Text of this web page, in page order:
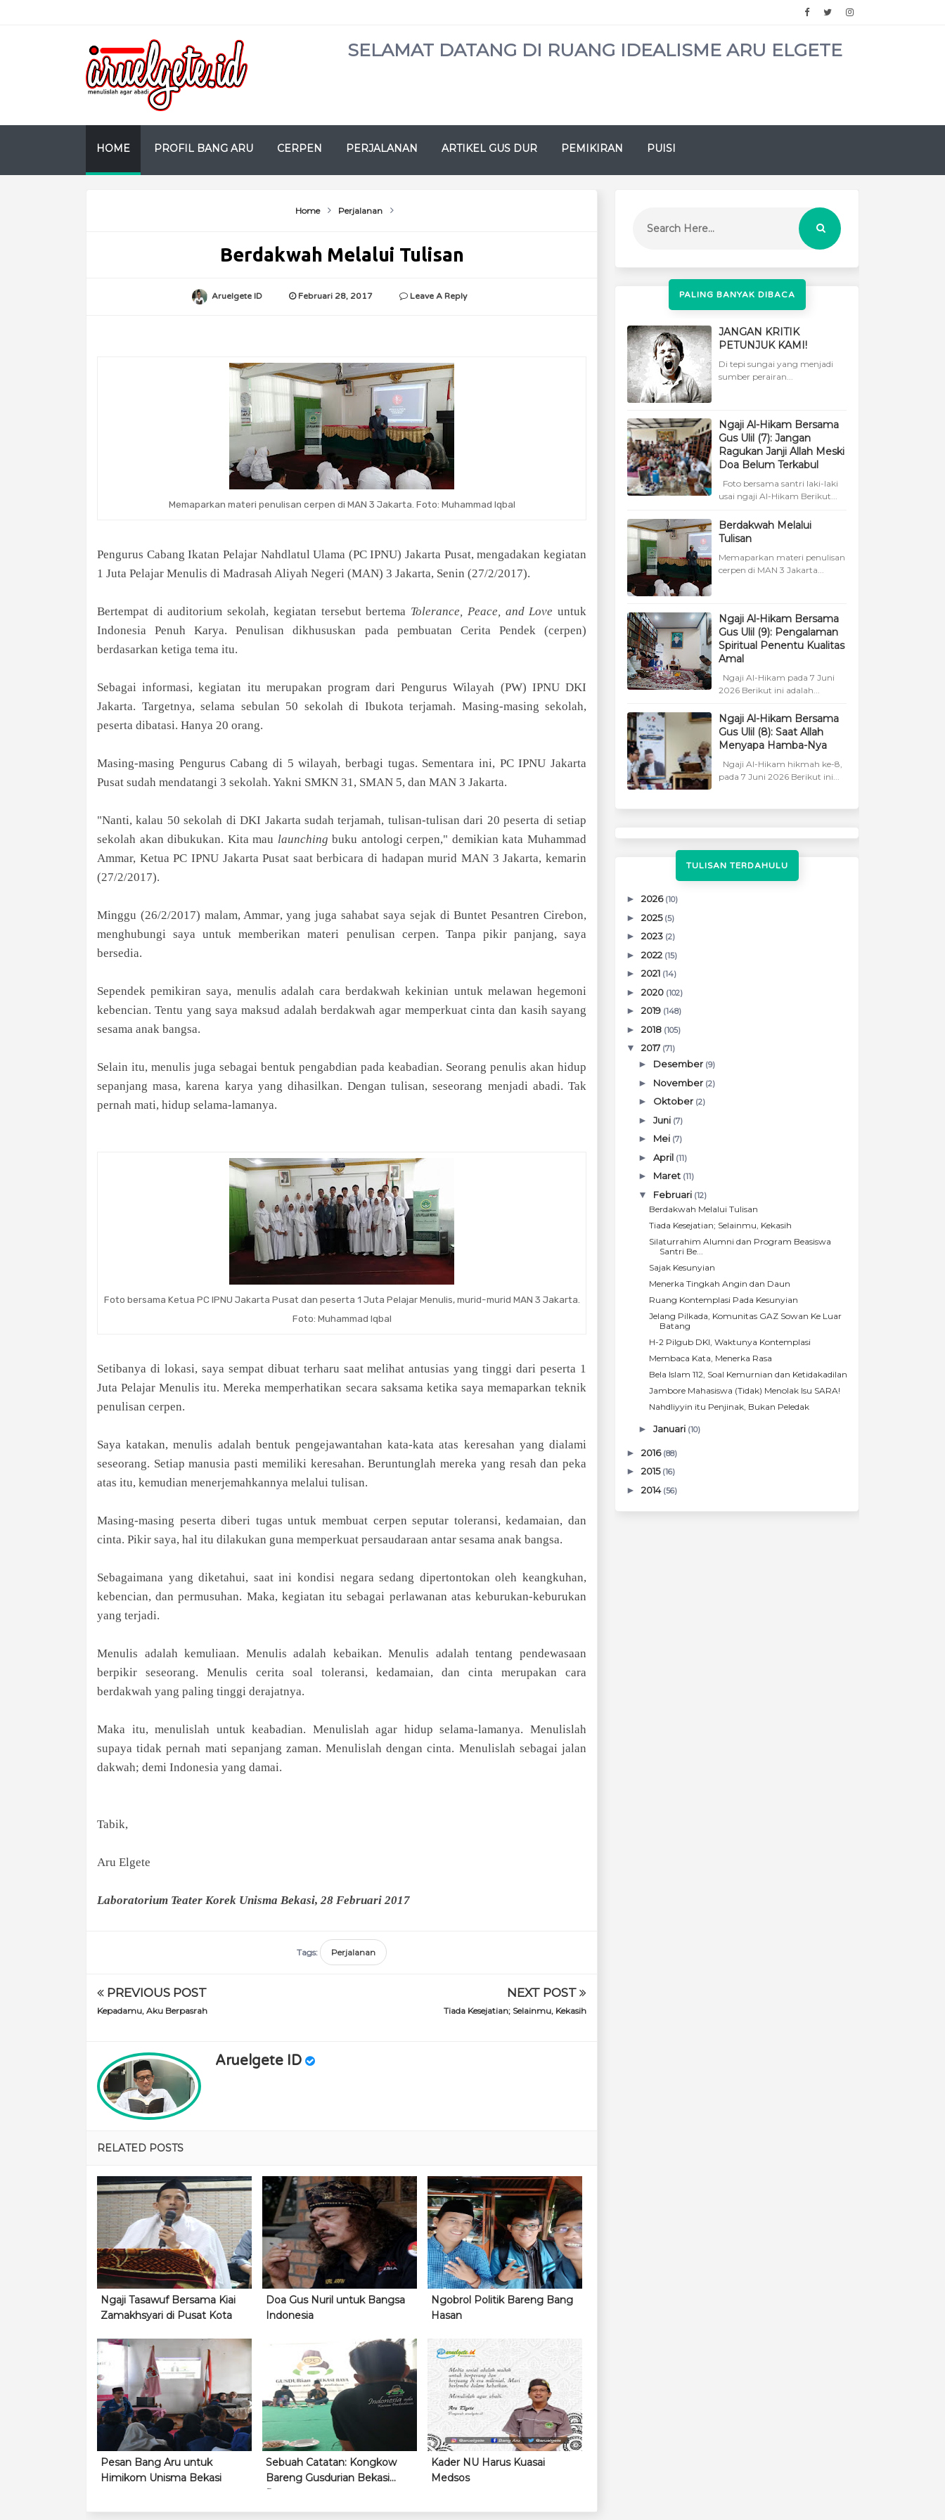
SELAMAT DATANG DI RUANG IDEALISME ARU ELGETE
HOME PROFIL BANG ARU CERPEN PERJALANAN ARTIKEL GUS DUR PEMIKIRAN PUISI
Home Perjalanan
Berdakwah Melalui Tulisan
Aruelgete ID Februari 28, 2017 Leave A Reply
Memaparkan materi penulisan cerpen di MAN 3 Jakarta. Foto: Muhammad Iqbal
Pengurus Cabang Ikatan Pelajar Nahdlatul Ulama (PC IPNU) Jakarta Pusat, mengadakan kegiatan
1 Juta Pelajar Menulis di Madrasah Aliyah Negeri (MAN) 3 Jakarta, Senin (27/2/2017).
Bertempat di auditorium sekolah, kegiatan tersebut bertema Tolerance, Peace, and Loveuntuk
Indonesia Penuh Karya. Penulisan dikhususkan pada pembuatan Cerita Pendek (cerpen)
berdasarkan ketiga tema itu.
Sebagai informasi, kegiatan itu merupakan program dari Pengurus Wilayah (PW) IPNU DKI
Jakarta. Targetnya, selama sebulan 50 sekolah di Ibukota terjamah. Masing-masing sekolah,
peserta dibatasi. Hanya 20 orang.
Masing-masing Pengurus Cabang di 5 wilayah, berbagi tugas. Sementara ini, PC IPNU Jakarta
Pusat sudah mendatangi 3 sekolah. Yakni SMKN 31, SMAN 5, dan MAN 3 Jakarta.
"Nanti, kalau 50 sekolah di DKI Jakarta sudah terjamah, tulisan-tulisan dari 20 peserta di setiap
sekolah akan dibukukan. Kita mau launchingbuku antologi cerpen," demikian kata Muhammad
Ammar, Ketua PC IPNU Jakarta Pusat saat berbicara di hadapan murid MAN 3 Jakarta, kemarin
(27/2/2017).
Minggu (26/2/2017) malam, Ammar, yang juga sahabat saya sejak di Buntet Pesantren Cirebon,
menghubungi saya untuk memberikan materi penulisan cerpen. Tanpa pikir panjang, saya
bersedia.
Sependek pemikiran saya, menulis adalah cara berdakwah kekinian untuk melawan hegemoni
kebencian. Tentu yang saya maksud adalah berdakwah agar memperkuat cinta dan kasih sayang
sesama anak bangsa.
Selain itu, menulis juga sebagai bentuk pengabdian pada keabadian. Seorang penulis akan hidup
sepanjang masa, karena karya yang dihasilkan. Dengan tulisan, seseorang menjadi abadi. Tak
pernah mati, hidup selama-lamanya.
Foto bersama Ketua PC IPNU Jakarta Pusat dan peserta 1 Juta Pelajar Menulis, murid-murid MAN 3 Jakarta.
Foto: Muhammad Iqbal
Setibanya di lokasi, saya sempat dibuat terharu saat melihat antusias yang tinggi dari peserta 1
Juta Pelajar Menulis itu. Mereka memperhatikan secara saksama ketika saya memaparkan teknik
penulisan cerpen.
Saya katakan, menulis adalah bentuk pengejawantahan kata-kata atas keresahan yang dialami
seseorang. Setiap manusia pasti memiliki keresahan. Beruntunglah mereka yang resah dan peka
atas itu, kemudian menerjemahkannya melalui tulisan.
Masing-masing peserta diberi tugas untuk membuat cerpen seputar toleransi, kedamaian, dan
cinta. Pikir saya, hal itu dilakukan guna memperkuat persaudaraan antar sesama anak bangsa.
Sebagaimana yang diketahui, saat ini kondisi negara sedang dipertontokan oleh keangkuhan,
kebencian, dan permusuhan. Maka, kegiatan itu sebagai perlawanan atas keburukan-keburukan
yang terjadi.
Menulis adalah kemuliaan. Menulis adalah kebaikan. Menulis adalah tentang pendewasaan
berpikir seseorang. Menulis cerita soal toleransi, kedamaian, dan cinta merupakan cara
berdakwah yang paling tinggi derajatnya.
Maka itu, menulislah untuk keabadian. Menulislah agar hidup selama-lamanya. Menulislah
supaya tidak pernah mati sepanjang zaman. Menulislah dengan cinta. Menulislah sebagai jalan
dakwah; demi Indonesia yang damai.
Tabik,
Aru Elgete
Laboratorium Teater Korek Unisma Bekasi, 28 Februari 2017
Tags: Perjalanan
PREVIOUS POST
Kepadamu, Aku Berpasrah
NEXT POST
Tiada Kesejatian; Selainmu, Kekasih
Aruelgete ID
RELATED POSTS
Ngaji Tasawuf Bersama Kiai
Zamakhsyari di Pusat Kota
Doa Gus Nuril untuk Bangsa
Indonesia
Ngobrol Politik Bareng Bang
Hasan
Pesan Bang Aru untuk
Himikom Unisma Bekasi
Sebuah Catatan: Kongkow
Bareng Gusdurian Bekasi
Raya
Kader NU Harus Kuasai
Medsos
PALING BANYAK DIBACA
JANGAN KRITIK
PETUNJUK KAMI!
Di tepi sungai yang menjadi
sumber perairan...
Ngaji Al-Hikam Bersama
Gus Ulil (7): Jangan
Ragukan Janji Allah Meski
Doa Belum Terkabul
Foto bersama santri laki-laki
usai ngaji Al-Hikam Berikut...
Berdakwah Melalui
Tulisan
Memaparkan materi penulisan
cerpen di MAN 3 Jakarta...
Ngaji Al-Hikam Bersama
Gus Ulil (9): Pengalaman
Spiritual Penentu Kualitas
Amal
Ngaji Al-Hikam pada 7 Juni
2026 Berikut ini adalah...
Ngaji Al-Hikam Bersama
Gus Ulil (8): Saat Allah
Menyapa Hamba-Nya
Ngaji Al-Hikam hikmah ke-8,
pada 7 Juni 2026 Berikut ini...
TULISAN TERDAHULU
►2026 (10)
►2025 (5)
►2023 (2)
►2022 (15)
►2021 (14)
►2020 (102)
►2019 (148)
►2018 (105)
▼2017 (71)
► Desember (9)
► November (2)
► Oktober (2)
►Juni (7)
► Mei (7)
►April (11)
► Maret (11)
▼ Februari (12)
Berdakwah Melalui Tulisan
Tiada Kesejatian; Selainmu, Kekasih
Silaturrahim Alumni dan Program Beasiswa
Santri Be...
Sajak Kesunyian
Menerka Tingkah Angin dan Daun
Ruang Kontemplasi Pada Kesunyian
Jelang Pilkada, Komunitas GAZ Sowan Ke Luar
Batang
H-2 Pilgub DKI, Waktunya Kontemplasi
Membaca Kata, Menerka Rasa
Bela Islam 112, Soal Kemurnian dan Ketidakadilan
Jambore Mahasiswa (Tidak) Menolak Isu SARA!
Nahdliyyin itu Penjinak, Bukan Peledak
►Januari (10)
►2016 (88)
►2015 (16)
►2014 (56)